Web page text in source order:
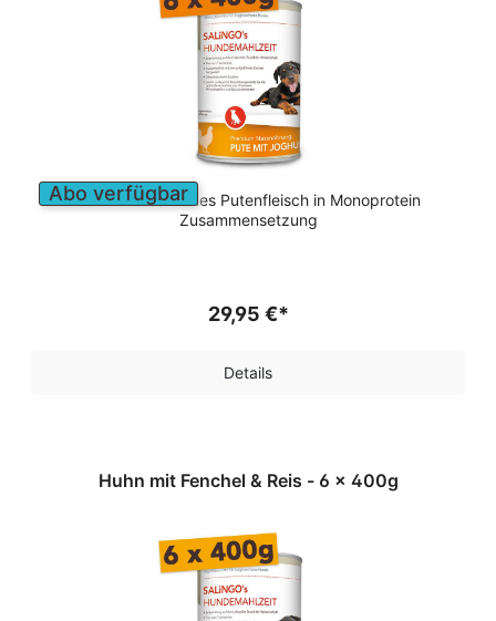
Abo verfügbar
Leicht verdauliches Putenfleisch in Monoprotein
Zusammensetzung
29,95 €*
Details
Huhn mit Fenchel & Reis - 6 x 400g